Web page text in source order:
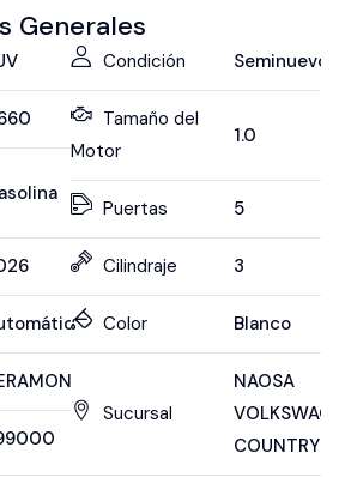
Generales
Condición Seminuevo
Tamaño del
Motor
1.0
Puertas 5
Cilindraje 3
Color Blanco
Sucursal
NAOSA
COUNTRY